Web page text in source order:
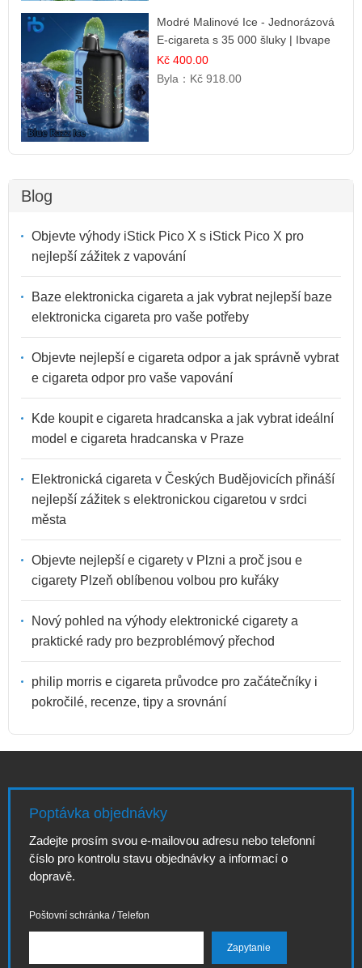
Modré Malinové Ice - Jednorázová
E-cigareta s 35 000 šluky | Ibvape
Kč 400.00
Byla： Kč 918.00
Blog
Objevte výhody iStick Pico X s iStick Pico X pro
nejlepší zážitek z vapování
Baze elektronicka cigareta a jak vybrat nejlepší baze
elektronicka cigareta pro vaše potřeby
Objevte nejlepší e cigareta odpor a jak správně vybrat
e cigareta odpor pro vaše vapování
Kde koupit e cigareta hradcanska a jak vybrat ideální
model e cigareta hradcanska v Praze
Elektronická cigareta v Českých Budějovicích přináší
nejlepší zážitek s elektronickou cigaretou v srdci
města
Objevte nejlepší e cigarety v Plzni a proč jsou e
cigarety Plzeň oblíbenou volbou pro kuřáky
Nový pohled na výhody elektronické cigarety a
praktické rady pro bezproblémový přechod
philip morris e cigareta průvodce pro začátečníky i
pokročilé, recenze, tipy a srovnání
Poptávka objednávky
Zadejte prosím svou e-mailovou adresu nebo telefonní
číslo pro kontrolu stavu objednávky a informací o
dopravě.
Poštovní schránka / Telefon